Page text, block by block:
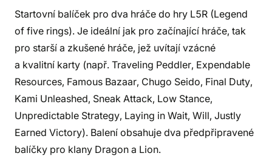
Startovní balíček pro dva hráče do hry L5R (Legend
of five rings). Je ideální jak pro začínající hráče, tak
pro starší a zkušené hráče, jež uvítají vzácné
a kvalitní karty (např. Traveling Peddler, Expendable
Resources, Famous Bazaar, Chugo Seido, Final Duty,
Kami Unleashed, Sneak Attack, Low Stance,
Unpredictable Strategy, Laying in Wait, Will, Justly
Earned Victory). Balení obsahuje dva předpřipravené
balíčky pro klany Dragon a Lion.